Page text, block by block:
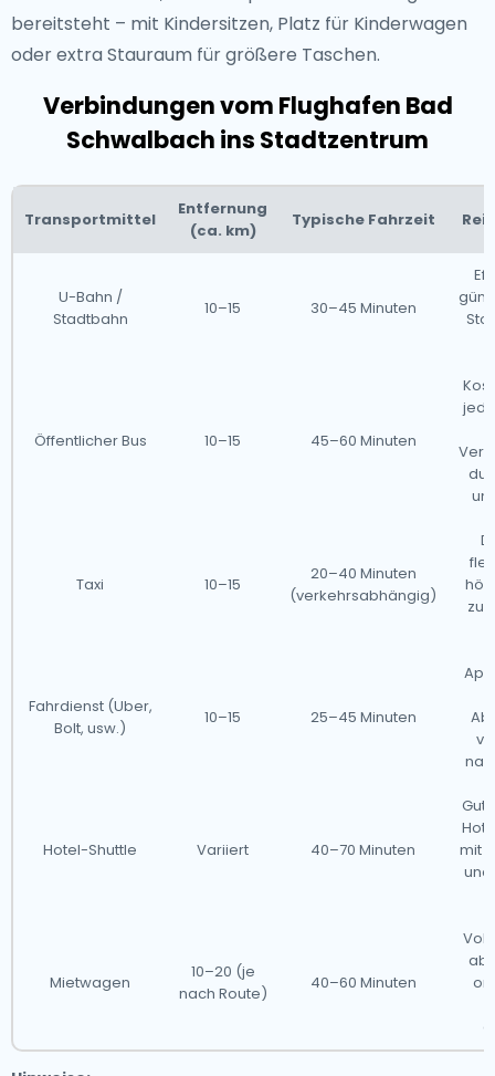
bereitsteht – mit Kindersitzen, Platz für Kinderwagen
oder extra Stauraum für größere Taschen.
Verbindungen vom Flughafen Bad
Schwalbach ins Stadtzentrum
Transportmittel
Entfernung
(ca. km)
Typische Fahrzeit
U-Bahn /
Stadtbahn
10–15 30–45 Minuten
Öffentlicher Bus 10–15 45–60 Minuten
Taxi 10–15
20–40 Minuten
(verkehrsabhängig)
zu
Fahrdienst (Uber,
Bolt, usw.)
10–15 25–45 Minuten
Hotel-Shuttle Variiert 40–70 Minuten
Gut
mit
Mietwagen
10–20 (je
nach Route)
40–60 Minuten